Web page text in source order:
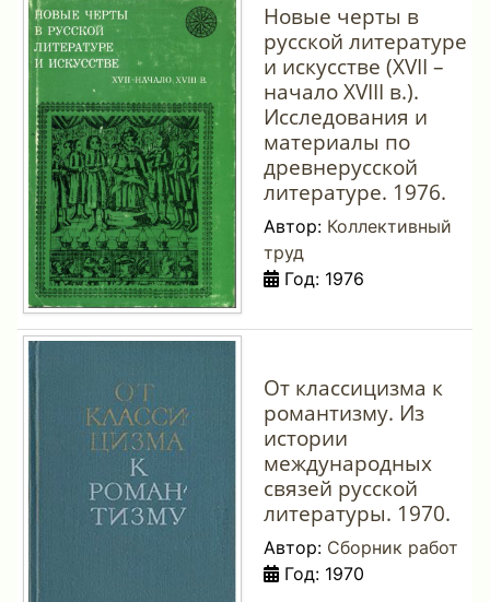
Новые черты в
русской литературе
и искусстве (XVII –
начало XVIII в.).
Исследования и
материалы по
древнерусской
литературе. 1976.
Автор: Коллективный
труд
Год: 1976
От классицизма к
романтизму. Из
истории
международных
связей русской
литературы. 1970.
Автор: Сборник работ
Год: 1970